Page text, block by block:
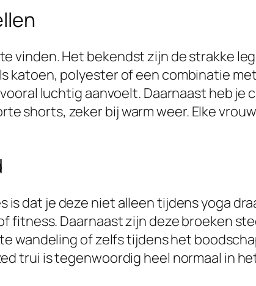
vinden. Het bekendst zijn de strakke
katoen, polyester of een combinatie
luchtig aanvoelt. Daarnaast heb
shorts, zeker bij warm weer. Elke
is dat je deze niet alleen tijdens yoga
fitness. Daarnaast zijn deze broeken
wandeling of zelfs tijdens het
trui is tegenwoordig heel normaal in